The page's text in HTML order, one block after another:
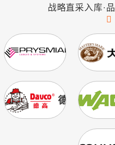
战略直采入库·
普睿司
德高